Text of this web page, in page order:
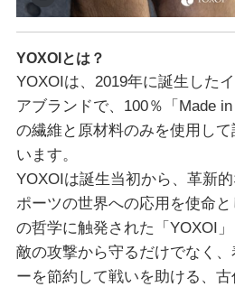
YOXOIとは？
YOXOIは、2019年に誕生した
アブランドで、100％「Made
の繊維と原材料のみを使用し
います。
YOXOIは誕生当初から、革新
ポーツの世界への応用を使命
の哲学に触発された「YOXOI
敵の攻撃から守るだけでなく
ーを節約して戦いを助ける、